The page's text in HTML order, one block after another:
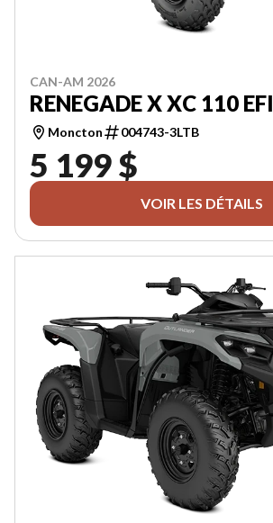
CAN-AM 2026
RENEGADE X XC 110 EFI
Moncton 004743-3LTB
5 199 $
VOIR LES DÉTAILS